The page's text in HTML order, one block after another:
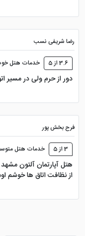
رضا شریفی نسب
3.6 از 5 خدمات هتل
دور از حرم ولی در
فرح بخش پور
3 از 5 خدمات هتل
هتل آپارتمان آلتون
از نظافت اتاق ها خوشم